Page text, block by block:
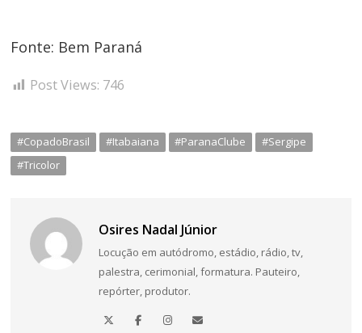
Fonte: Bem Paraná
Post Views: 746
#CopadoBrasil #Itabaiana #ParanaClube
#Sergipe
#Tricolor
Osires Nadal Júnior
Locução em autódromo, estádio, rádio, tv,
palestra, cerimonial, formatura. Pauteiro,
repórter, produtor.